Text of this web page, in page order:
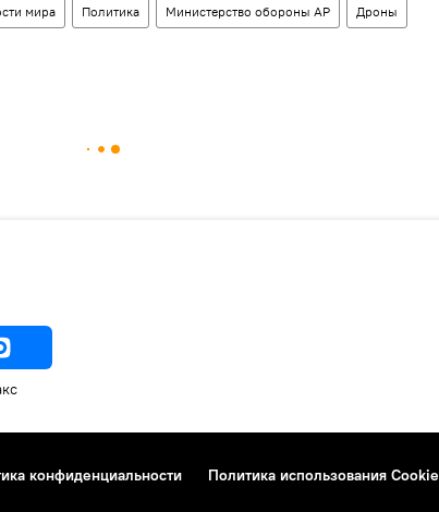
мира Политика Министерство обороны АР Дроны
конфиденциальности Политика использования Cookie